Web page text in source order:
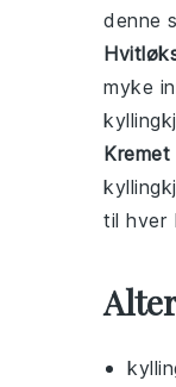
denne
myke
til hver